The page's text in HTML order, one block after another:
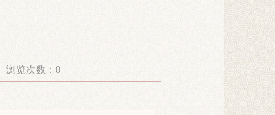
浏览次数： 0